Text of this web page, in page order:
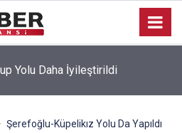
Yolu Daha İyileştirildi
Şerefoğlu-Küpelikız Yolu Da Yapıldı